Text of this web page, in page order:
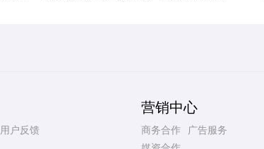
用户反馈
营销中心
商务合作
广告服务